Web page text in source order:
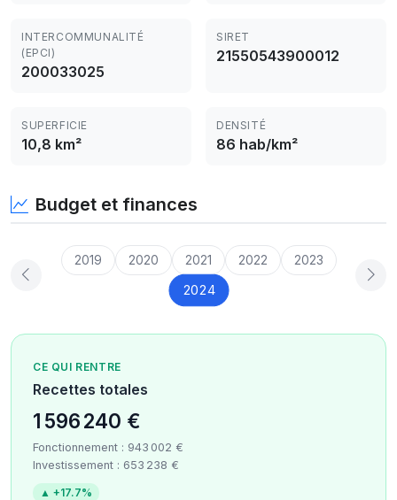
INTERCOMMUNALITÉ
(EPCI)
200033025
SIRET
21550543900012
SUPERFICIE
10,8 km²
DENSITÉ
86 hab/km²
Budget et finances
2019 2020 2021 2022 2023
2024
CE QUI RENTRE
Recettes totales
1 596 240 €
Fonctionnement : 943 002 €
Investissement : 653 238 €
▲ +17.7%